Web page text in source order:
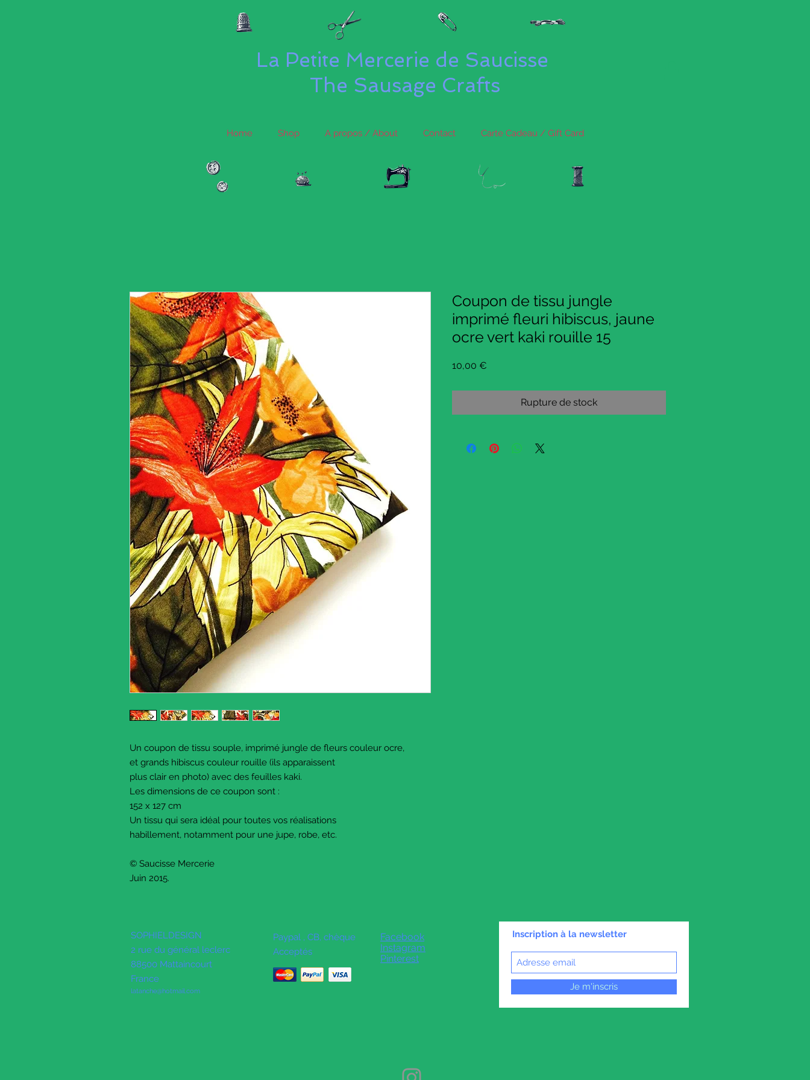
La Petite Mercerie de Saucisse
The Sausage Crafts
Home Shop A propos / About Contact Carte Cadeau / Gift Card
Un coupon de tissu souple, imprimé jungle de fleurs couleur ocre,
et grands hibiscus couleur rouille (ils apparaissent
plus clair en photo) avec des feuilles kaki.
Les dimensions de ce coupon sont :
152 x 127 cm
Un tissu qui sera idéal pour toutes vos réalisations
habillement, notamment pour une jupe, robe, etc.
© Saucisse Mercerie
Juin 2015.
Coupon de tissu jungle
imprimé fleuri hibiscus, jaune
ocre vert kaki rouille 15
10,00 €
Rupture de stock
SOPHIELDESIGN
2 rue du général leclerc
88500 Mattaincourt
France
latanche@hotmail.com
Paypal , CB, chèque
Acceptés
Facebook
Instagram
Pinterest
Inscription à la newsletter
Je m'inscris